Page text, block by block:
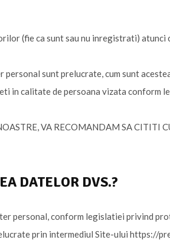
(fie ca sunt sau nu inregistrati)
sunt prelucrate, cum sunt
in calitate de persoana vizata
VA RECOMANDAM SA CITITI
DATELOR DVS.?
personal, conform legislatiei privind
prin intermediul Site-ului https://